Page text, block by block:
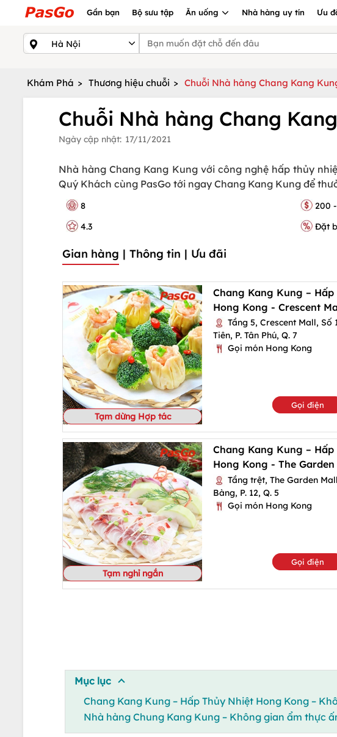
Gần bạn Bộ sưu tập Ăn uống Nhà hàng uy tín Ưu
Khám Phá > Thương hiệu chuỗi > Chuỗi Nhà hàng Chang Kang
Chuỗi Nhà hàng Chang
Ngày cập nhật: 17/11/2021
Nhà hàng Chang Kang Kung với công nghệ hấp thủy
Quý Khách cùng PasGo tới ngay Chang Kang Kung để
8 200
4.3
Đặt
Gian hàng | Thông tin | Ưu đãi
Tạm dừng Hợp tác
Chang Kang Kung –
Hong Kong - Crescent
Tầng 5, Crescent Mall, Số
Tiên, P. Tân Phú, Q. 7
Gọi món Hong Kong
Gọi điện
Tạm nghỉ ngắn
Chang Kang Kung –
Hong Kong - The Garden
Tầng trệt, The Garden
Bàng, P. 12, Q. 5
Gọi món Hong Kong
Gọi điện
Mục lục
Chang Kang Kung – Hấp Thủy Nhiệt Hong Kong –
Nhà hàng Chung Kang Kung – Không gian ẩm thực